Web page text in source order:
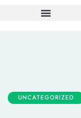
UNCATEGORIZED